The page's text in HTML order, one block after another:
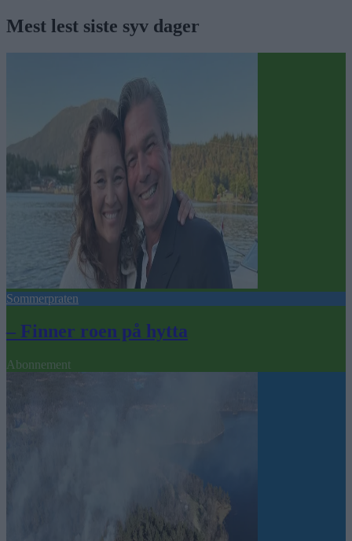
Mest lest siste syv dager
Sommerpraten
– Finner roen på hytta
Abonnement